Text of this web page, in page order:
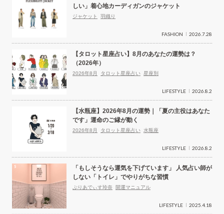
しい」着心地カーディガンのジャケット
ジャケット 羽織り
FASHION 2026.7.28
【タロット星座占い】8月のあなたの運勢は？
（2026年）
2026年8月 タロット星座占い 星座別
LIFESTYLE 2026.8.2
【水瓶座】2026年8月の運勢｜「夏の主役はあなた
です」運命のご縁が動く
2026年8月 タロット星座占い 水瓶座
LIFESTYLE 2026.8.2
「もしそうなら運気を下げています」 人気占い師が
しない「トイレ」でやりがちな習慣
ぷりあでぃす玲奈 開運マニュアル
LIFESTYLE 2025.4.18